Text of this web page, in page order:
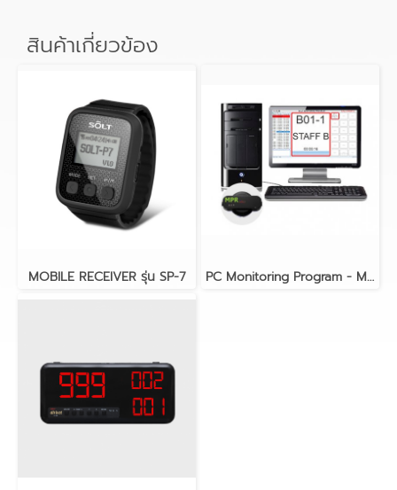
สินค้าเกี่ยวข้อง
MOBILE RECEIVER รุ่น SP-7 PC Monitoring Program - MPR